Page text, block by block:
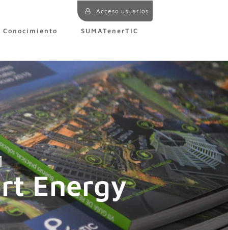
Acceso usuarios
Conocimiento SUMATenerTIC
Energy